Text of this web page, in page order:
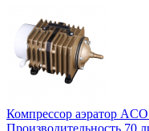
Компрессор аэратор
Производительность 70